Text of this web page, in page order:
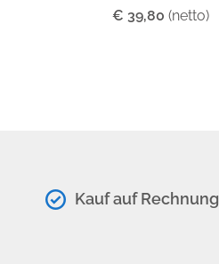
€ 39,80 (netto)
Kauf auf Rechnung